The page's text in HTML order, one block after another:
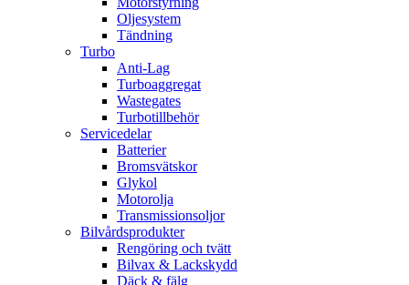
Oljesystem
Tändning
Turbo
Anti-Lag
Turboaggregat
Wastegates
Turbotillbehör
Servicedelar
Batterier
Bromsvätskor
Glykol
Motorolja
Transmissionsoljor
Bilvårdsprodukter
Rengöring och tvätt
Bilvax & Lackskydd
Däck & fälg